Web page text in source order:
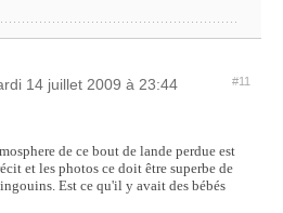
14 juillet 2009 à 23:44 #11
de ce bout de lande perdue est
et les photos ce doit être superbe de
Est ce qu'il y avait des bébés